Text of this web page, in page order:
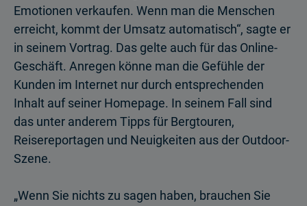
Emotionen verkaufen. Wenn man die Menschen
erreicht, kommt der Umsatz automatisch“, sagte er
in seinem Vortrag. Das gelte auch für das Online-
Geschäft. Anregen könne man die Gefühle der
Kunden im Internet nur durch entsprechenden
Inhalt auf seiner Homepage. In seinem Fall sind
das unter anderem Tipps für Bergtouren,
Reisereportagen und Neuigkeiten aus der Outdoor-
Szene.
„Wenn Sie nichts zu sagen haben, brauchen Sie